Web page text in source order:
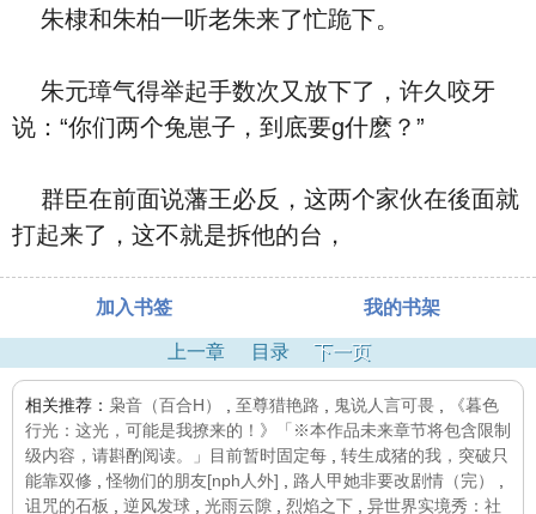
朱棣和朱柏一听老朱来了忙跪下。
朱元璋气得举起手数次又放下了，许久咬牙
说：“你们两个兔崽子，到底要g什麽？”
群臣在前面说藩王必反，这两个家伙在後面就
打起来了，这不就是拆他的台，
加入书签 我的书架
上一章 目录 下一页
相关推荐： 枭音（百合H） 至尊猎艳路 鬼说人言可畏
《暮色
行光：这光，可能是我撩来的！》「※本作品未来章节将包含限制
级内容，请斟酌阅读。」目前暂时固定每
转生成猪的我，突破只
能靠双修 ,怪物们的朋友[nph人外] 路人甲她非要改剧情（完）
诅咒的石板
逆风发球 光雨云隙 烈焰之下 异世界实境秀：社